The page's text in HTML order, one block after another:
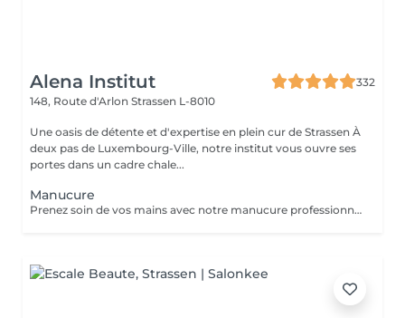
Alena Institut
332
148, Route d'Arlon Strassen L-8010
Une oasis de détente et d'expertise en plein cur de Strassen À
deux pas de Luxembourg-Ville, notre institut vous ouvre ses
portes dans un cadre chale...
Manucure
Prenez soin de vos mains avec notre manucure professionnelle, pour des ongles soignés et une peau douce. - Limage et modelage précis des ongles - Soin des cuticules et hydratation des mains - Finition base fortifiante ou non Chaque séance est réalisée avec soin pour un résultat élégant et raffiné.